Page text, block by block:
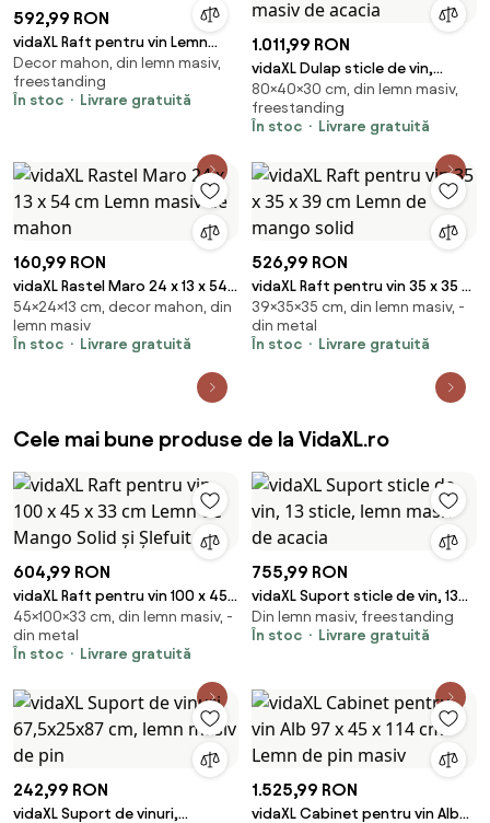
592,99 RON
vidaXL Raft pentru vin Lemn
masiv de mahon
Decor mahon, din lemn masiv,
freestanding
În stoc
Livrare gratuită
1.011,99 RON
vidaXL Dulap sticle de vin,
40x30x80 cm, lemn masiv de
acacia
80×40×30 cm, din lemn masiv,
freestanding
În stoc
Livrare gratuită
160,99 RON
vidaXL Rastel Maro 24 x 13 x 54
cm Lemn masiv de mahon
54×24×13 cm, decor mahon, din
lemn masiv
În stoc
Livrare gratuită
526,99 RON
vidaXL Raft pentru vin 35 x 35 x
39 cm Lemn de mango solid
39×35×35 cm, din lemn masiv, -
din metal
În stoc
Livrare gratuită
Cele mai bune produse de la VidaXL.ro
604,99 RON
vidaXL Raft pentru vin 100 x 45 x
33 cm Lemn de Mango Solid și
Şlefuit
45×100×33 cm, din lemn masiv, -
din metal
În stoc
Livrare gratuită
755,99 RON
vidaXL Suport sticle de vin, 13
sticle, lemn masiv de acacia
Din lemn masiv, freestanding
În stoc
Livrare gratuită
242,99 RON
vidaXL Suport de vinuri,
1.525,99 RON
vidaXL Cabinet pentru vin Alb